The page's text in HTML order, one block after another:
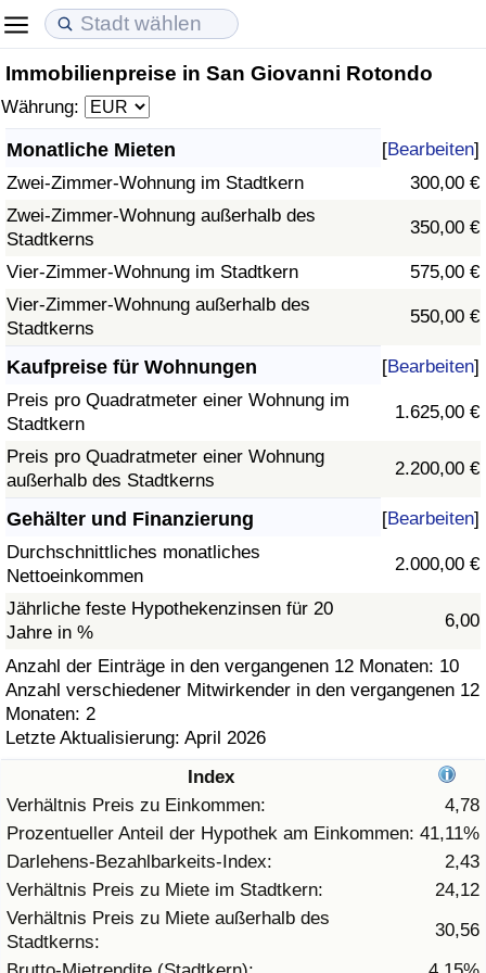
Immobilienpreise in San Giovanni Rotondo
Währung:
Monatliche Mieten [Bearbeiten]
Zwei-Zimmer-Wohnung im Stadtkern
300,00 €
Zwei-Zimmer-Wohnung außerhalb des
Stadtkerns
350,00 €
Vier-Zimmer-Wohnung im Stadtkern
575,00 €
Vier-Zimmer-Wohnung außerhalb des
Stadtkerns
550,00 €
Kaufpreise für Wohnungen [Bearbeiten]
Preis pro Quadratmeter einer Wohnung im
Stadtkern
1.625,00 €
Preis pro Quadratmeter einer Wohnung
außerhalb des Stadtkerns
2.200,00 €
Gehälter und Finanzierung [Bearbeiten]
Durchschnittliches monatliches
Nettoeinkommen
2.000,00 €
Jährliche feste Hypothekenzinsen für 20
Jahre in %
6,00
Anzahl der Einträge in den vergangenen 12 Monaten: 10
Anzahl verschiedener Mitwirkender in den vergangenen 12
Monaten: 2
Letzte Aktualisierung: April 2026
Index
Verhältnis Preis zu Einkommen:
4,78
Prozentueller Anteil der Hypothek am Einkommen: 41,11%
Darlehens-Bezahlbarkeits-Index:
2,43
Verhältnis Preis zu Miete im Stadtkern:
24,12
Verhältnis Preis zu Miete außerhalb des
Stadtkerns:
30,56
Lebenshaltungskosten
Lebenshaltungskosten-Index (aktuell)
Lebenshaltungskosten-Index
Lebenshaltungskosten-Index nach Land
in Akaba
Immobilienpreise
Immobilienpreis-Index (aktuell)
Immobilienpreis-Index
Immobilienpreis-Index nach Land
Lebensqualität
Lebensqualität-Index
Lebensqualität-Index (aktuell)
Lebensqualitätsindex nach Land
Kriminalität
Kriminalitäts-Index (aktuell)
Kriminalitäts-Index
Kriminalitätsindex nach Land
Gesundheitsversorgung
Gesundheitsversorgungs-Index (aktuell)
Gesundheitsversorgungs-Index
Gesundheitsversorgungs-Index nach Land
Umweltverschmutzung
Umweltverschmutzungs-Index (aktuell)
Verschmutzungsindex
Umweltverschmutzungs-Index nach Land
Verkehr